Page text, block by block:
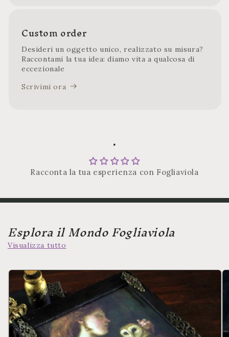
Custom order
Desideri un oggetto unico, realizzato su misura?
Raccontami la tua idea: diamo vita a qualcosa di
eccezionale
Scrivimi ora
.
Racconta la tua esperienza con Fogliaviola
Esplora il Mondo Fogliaviola
Visualizza tutto